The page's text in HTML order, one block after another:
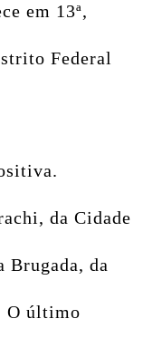
em 13ª,
Federal
da Cidade
Brugada, da
O último